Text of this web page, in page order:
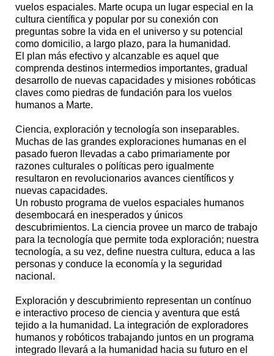
vuelos espaciales. Marte ocupa un lugar especial en la
cultura científica y popular por su conexión con
preguntas sobre la vida en el universo y su potencial
como domicilio, a largo plazo, para la humanidad.
El plan más efectivo y alcanzable es aquel que
comprenda destinos intermedios importantes, gradual
desarrollo de nuevas capacidades y misiones robóticas
claves como piedras de fundación para los vuelos
humanos a Marte.
Ciencia, exploración y tecnología son inseparables.
Muchas de las grandes exploraciones humanas en el
pasado fueron llevadas a cabo primariamente por
razones culturales o políticas pero igualmente
resultaron en revolucionarios avances científicos y
nuevas capacidades.
Un robusto programa de vuelos espaciales humanos
desembocará en inesperados y únicos
descubrimientos. La ciencia provee un marco de trabajo
para la tecnología que permite toda exploración; nuestra
tecnología, a su vez, define nuestra cultura, educa a las
personas y conduce la economía y la seguridad
nacional.
Exploración y descubrimiento representan un contínuo
e interactivo proceso de ciencia y aventura que está
tejido a la humanidad. La integración de exploradores
humanos y robóticos trabajando juntos en un programa
integrado llevará a la humanidad hacia su futuro en el